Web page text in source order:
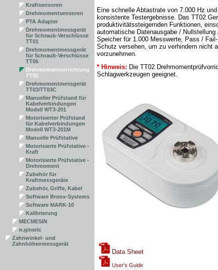
Kraftsensoren
Drehmomentsensoren
PTA Adapter
Drehmomentmessgerät
für Schraub-Verschlüsse
TT01
Drehmomentmessgerät
für Schraub-Verschlüsse
TT05
Drehmomentvorrichtung
TT02
Drehmomentmessgerät
TT03/TT03C
Manueller Prüfstand für
Kabelverbindungen
Modell WT3-201
Motorisierter Prüfstand
für Kabelverbindungen
Modell WT3-201M
Manuelle Prüfstative
Motorisierte Prüfstative -
Kraft
Motorisierte Prüfstative -
Drehmoment
Zubehör für
Kraftmessgeräte
Zubehör, Griffe, Kabel
Software Bronx-Systems
Software MARK-10
Kalibrierung
MECMESIN
n.gineric
Zahnwinkel- und
Zahnhöhenmessgerät
Eine schnelle Abtastrate von 7.000 Hz
konsistente Testergebnisse. Das TT02
produktivitätssteigernden Funktionen,
automatische Datenausgabe /
Speicher für 1.000 Messwerte, Pass /
Schutz versehen, um zu verhindern nicht
vorzunehmen.
* Hinweis: Die TT02
Schlagwerkzeugen geeignet.
Data Sheet
User's Guide